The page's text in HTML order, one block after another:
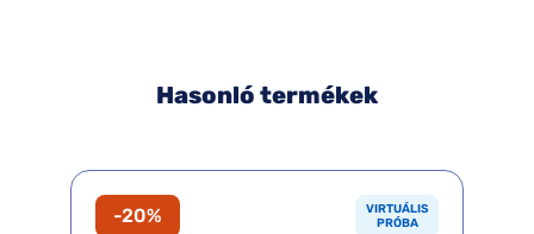
Hasonló termékek
-20%
VIRTUÁLIS
PRÓBA